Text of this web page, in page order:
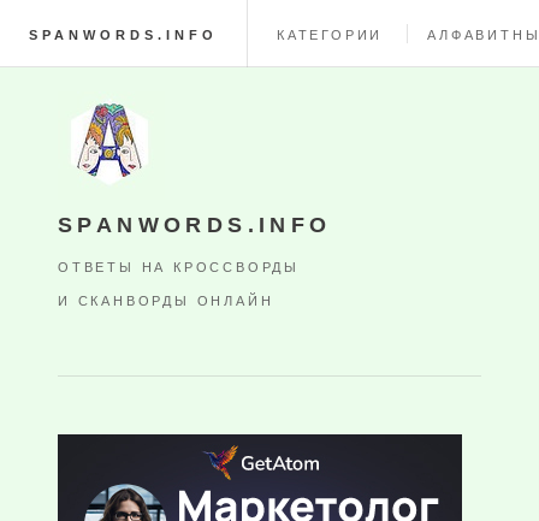
SPANWORDS.INFO КАТЕГОРИИ
SPANWORDS.INFO
ОТВЕТЫ НА КРОССВОРДЫ
И СКАНВОРДЫ ОНЛАЙН